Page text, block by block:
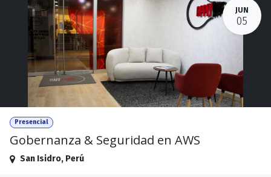
JUN
05
Presencial
Gobernanza & Seguridad en AWS
San Isidro, Perú